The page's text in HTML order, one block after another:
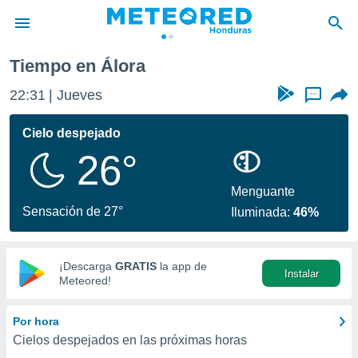
de
ha sido
calidad.
a este
las
y
digital
basada
Tiempo en Álora
22:31 Jueves ...
Cielo despejado
26°
Sensación de 27°
Menguante
Iluminada:46%
¡Descarga GRATIS la app de
Meteored!
Instalar
Por hora
Cielos despejados en las próximas horas